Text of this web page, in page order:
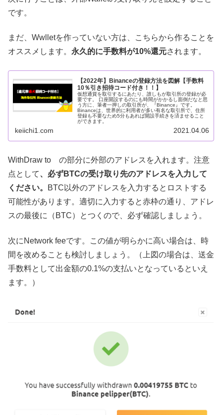
です。
まだ、Wwlletを作っていない方は、こちらから作ることを
オススメします。 永久的に手数料が10%還元されます。
【2022年】Binanceの登録方法を図解【手数料
10％引き招待コード付き！！】
仮想通貨を取引するにあたり、誰しもが取引所の登録が必
要です。 口座開設するのにも時間がかかるし面倒だなと思
う方に、筆者一押しの取引所が、『Binance』です。
Binanceは、世界的に利用者が多い有名な取引所で、住所
登録も不要なため5分もあれば開設手続きを済ませること
ができます。
keiichi1.com 2021.04.06
WithDraw to の部分に外部のアドレスを入れます。注意
点として、必ずBTCの受け取り先のアドレスを入力して
ください。
BTC以外のアドレスを入力するとロストする
可能性があります。適切に入力すると赤枠の通り、アドレ
スの最後に（BTC）とつくので、必ず確認しましょう。
次にNetwork feeです。この値が明らかに高い場合は、時
間を改めることも検討しましょう。（上図の場合は、送金
手数料として出金額の0.1%の支払いとなっているといえ
ます。）